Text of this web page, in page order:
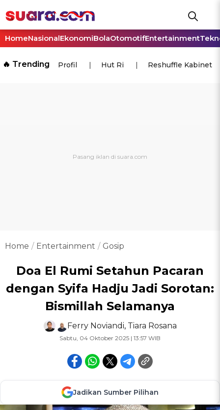
HomeNasionalEkonomiBolaOtomotifEntertainment
🔥 Trending Profil Hut Ri Reshuffle Kabinet
Home Entertainment Gosip
Doa El Rumi Setahun Pacaran
dengan Syifa Hadju Jadi Sorotan:
Bismillah Selamanya
Ferry Noviandi, Tiara Rosana
Sabtu, 04 Oktober 2025 | 13:57 WIB
Jadikan Sumber Pilihan